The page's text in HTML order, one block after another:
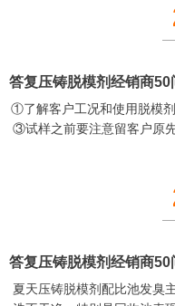
答复压铸脱模剂经销商
①了解客户工况和使用脱模
③试样之前要注意留客户原
答复压铸脱模剂经销商
夏天压铸脱模剂配比池发臭